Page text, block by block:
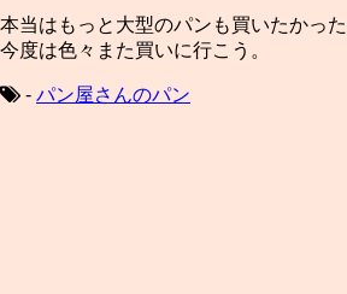
本当はもっと大型のパンも買いたかっ
今度は色々また買いに行こう。
- パン屋さんのパン